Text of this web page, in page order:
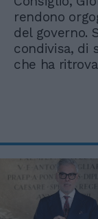
rendono
del governo.
condivisa, di
che ha